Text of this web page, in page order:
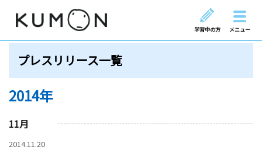
学習中の方 メニュー
プレスリリース一覧
2014年
11月
2014.11.20